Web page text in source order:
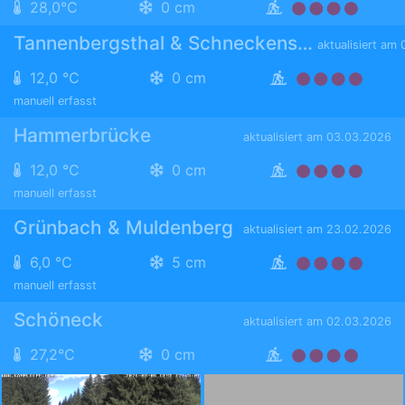
28,0°C 0 cm
Tannenbergsthal & Schneckenstein aktualisiert am
12,0 °C
manuell erfasst
0 cm
Hammerbrücke aktualisiert am 03.03.2026
12,0 °C
manuell erfasst
0 cm
Grünbach & Muldenberg aktualisiert am 23.02.2026
6,0 °C
manuell erfasst
5 cm
Schöneck aktualisiert am 02.03.2026
27,2°C 0 cm